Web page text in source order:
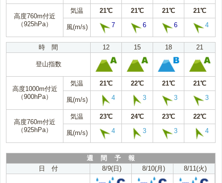
高度760m付近
（925hPa）
気温 21℃ 21℃ 21℃ 21℃
風(m/s) 7 6 6 4
時 間 12 15 18 21
登山指数
高度1000m付近
（900hPa）
気温 21℃ 22℃ 21℃ 21℃
風(m/s) 4 3 3 3
高度760m付近
（925hPa）
気温 23℃ 24℃ 23℃ 22℃
風(m/s) 4 3 3 4
週 間 予 報
日 付
8/9(日) 8/10(月) 8/11(火)